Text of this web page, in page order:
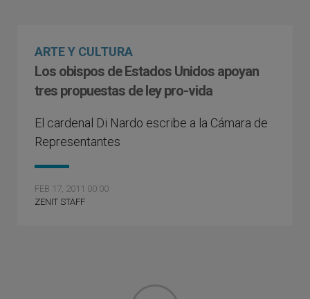
ARTE Y CULTURA
Los obispos de Estados Unidos apoyan
tres propuestas de ley pro-vida
El cardenal Di Nardo escribe a la Cámara de
Representantes
FEB 17, 2011 00:00
ZENIT STAFF